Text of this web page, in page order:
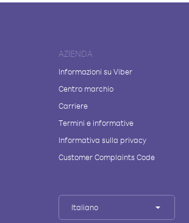
AZIENDA
Informazioni su Viber
Centro marchio
Carriere
Termini e informative
Informativa sulla privacy
Customer Complaints Code
Italiano